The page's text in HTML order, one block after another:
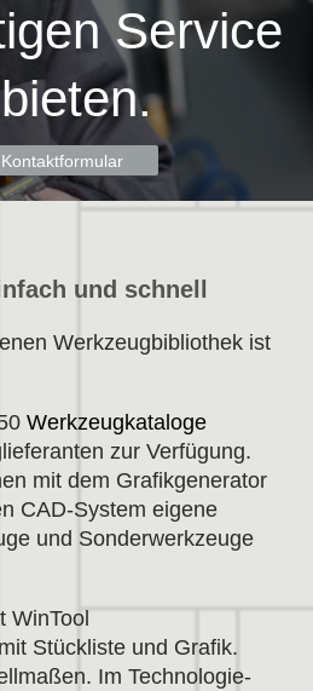
Service
und schnell
Werkzeugbibliothek ist
Werkzeugkataloge
zur Verfügung.
mit dem Grafikgenerator
CAD-System eigene
und Sonderwerkzeuge
WinTool
Stückliste und Grafik.
Im Technologie-